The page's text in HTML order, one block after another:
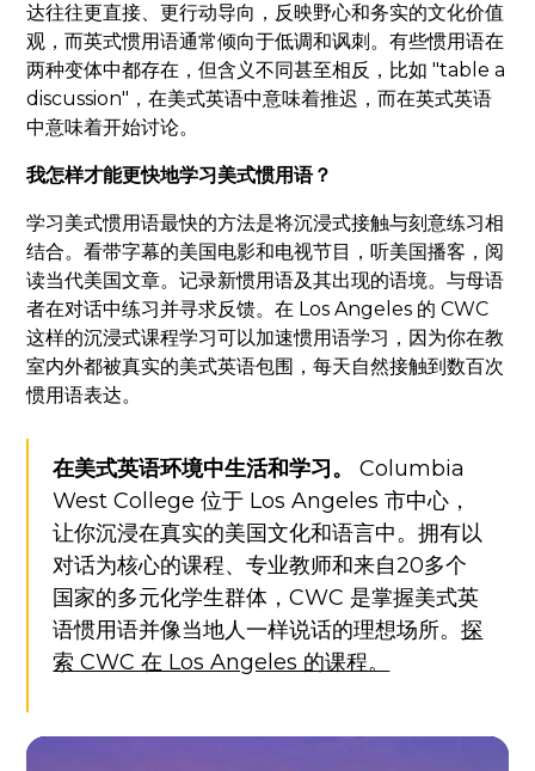
达往往更直接、更行动导向，反映野心和务实的文化价值
观，而英式惯用语通常倾向于低调和讽刺。有些惯用语在
两种变体中都存在，但含义不同甚至相反，比如 "table a
discussion"，在美式英语中意味着推迟，而在英式英语
中意味着开始讨论。
我怎样才能更快地学习美式惯用语？
学习美式惯用语最快的方法是将沉浸式接触与刻意练习相
结合。看带字幕的美国电影和电视节目，听美国播客，阅
读当代美国文章。记录新惯用语及其出现的语境。与母语
者在对话中练习并寻求反馈。在 Los Angeles 的 CWC
这样的沉浸式课程学习可以加速惯用语学习，因为你在教
室内外都被真实的美式英语包围，每天自然接触到数百次
惯用语表达。
在美式英语环境中生活和学习。
Columbia
West College 位于 Los Angeles 市中心，
让你沉浸在真实的美国文化和语言中。拥有以
对话为核心的课程、专业教师和来自20多个
国家的多元化学生群体，CWC 是掌握美式英
语惯用语并像当地人一样说话的理想场所。探
索 CWC 在 Los Angeles 的课程。